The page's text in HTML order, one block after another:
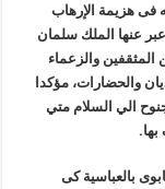
فى هزيمة الإرهاب
عنها الملك سلمان
والزعماء
والحضارات، مؤكدا
الي السلام متي
بالعباسية كى